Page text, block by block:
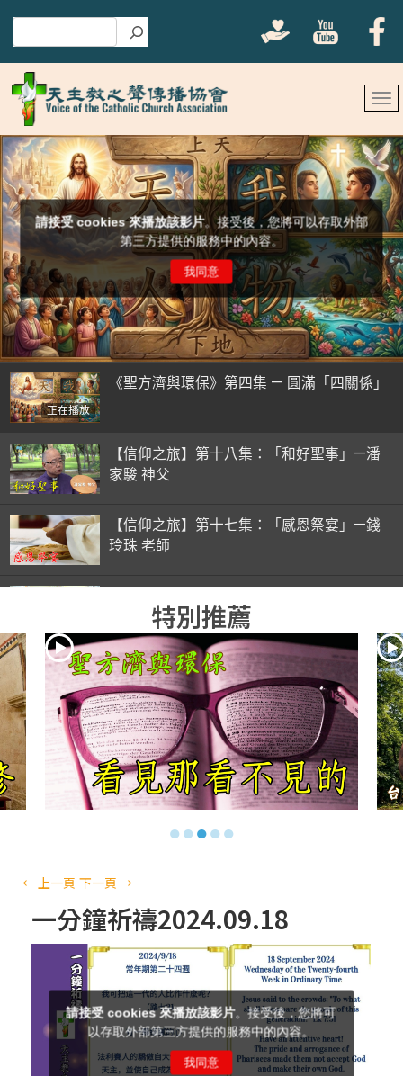
正在播放
《聖方濟與環保》第四集 — 圓滿「四關係」
【信仰之旅】第十八集：「和好聖事」—潘
家駿 神父
【信仰之旅】第十七集：「感恩祭宴」—錢
玲珠 老師
錢玲珠 老師
【信仰之旅】第十五集：「入門聖事」—錢
玲珠 老師
【信仰之旅】第十四集：「天主十誡(下)」
—金毓瑋 神父
【信仰之旅】第十三集：「天主十誡(上)」
—金毓瑋 神父
【信仰之旅】第十二集：「聖母、聖人」—
【信仰之旅】第十一集：「教 會」(推廣片)
【信仰之旅】第十一集：「教 會」—林必能
神父
特別推薦
●●●●●
← 上一頁 下一頁→
一分鐘祈禱2024.09.18